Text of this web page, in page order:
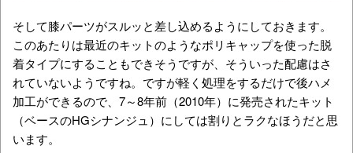
そして膝パーツがスルッと差し込めるようにしておきます。
このあたりは最近のキットのようなポリキャップを使った脱
着タイプにすることもできそうですが、そういった配慮はさ
れていないようですね。ですが軽く処理をするだけで後ハメ
加工ができるので、7～8年前（2010年）に発売されたキット
（ベースのHGシナンジュ）にしては割りとラクなほうだと思
います。